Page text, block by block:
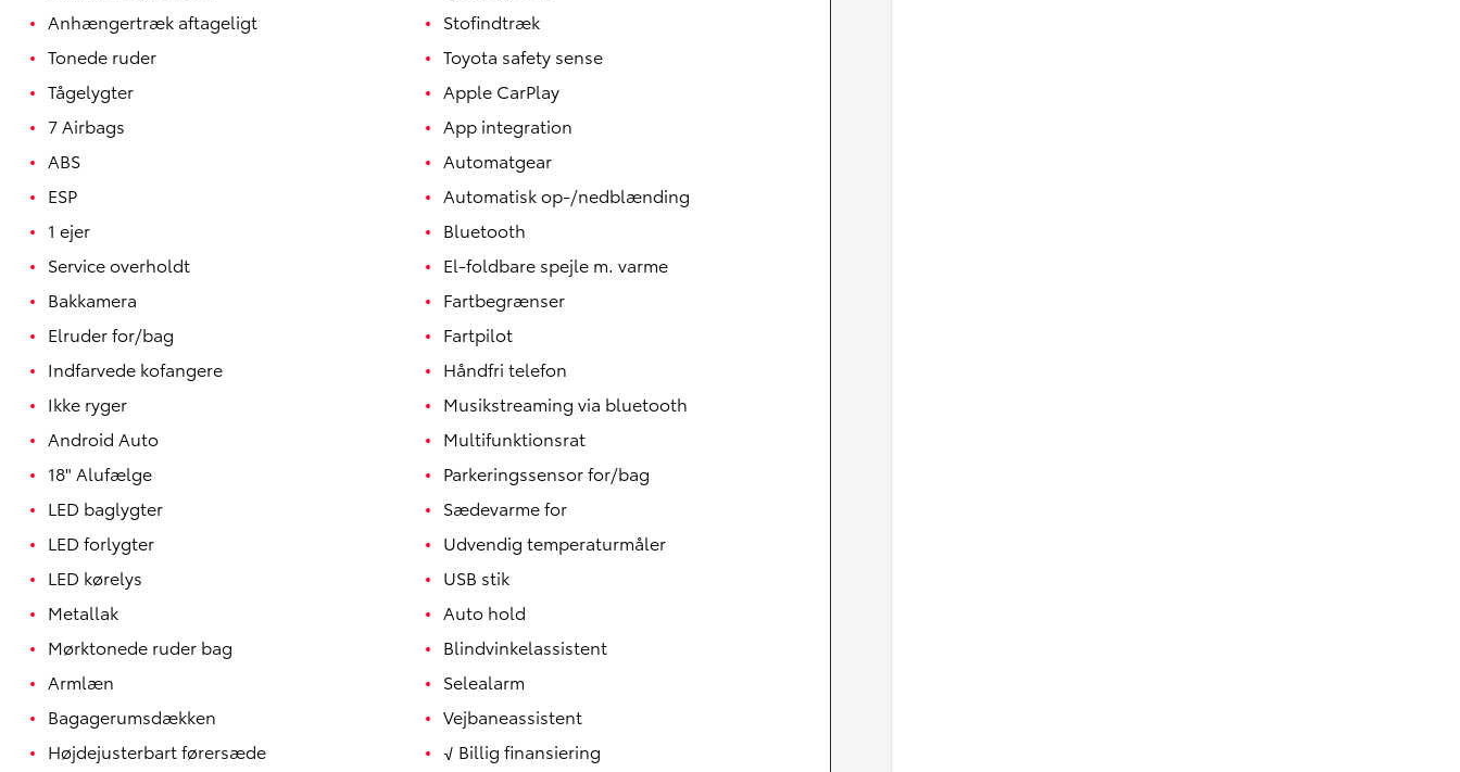
Yaris
HYBRID
Anhængertræk aftageligt
Tonede ruder
Tågelygter
7 Airbags
ABS
ESP
1 ejer
Service overholdt
Bakkamera
Elruder for/bag
Indfarvede kofangere
Ikke ryger
Android Auto
18" Alufælge
LED baglygter
LED forlygter
LED kørelys
Metallak
Mørktonede ruder bag
Armlæn
Bagagerumsdækken
Højdejusterbart førersæde
Stofindtræk
Toyota safety sense
Apple CarPlay
App integration
Automatgear
Automatisk op-/nedblænding
Bluetooth
El-foldbare spejle m. varme
Fartbegrænser
Fartpilot
Håndfri telefon
Musikstreaming via bluetooth
Multifunktionsrat
Parkeringssensor for/bag
Sædevarme for
Udvendig temperaturmåler
USB stik
Auto hold
Blindvinkelassistent
Selealarm
Vejbaneassistent
√ Billig finansiering